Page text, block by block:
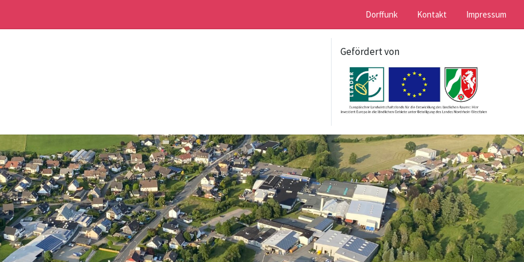
Dorffunk Kontakt Impressum
Gefördert von